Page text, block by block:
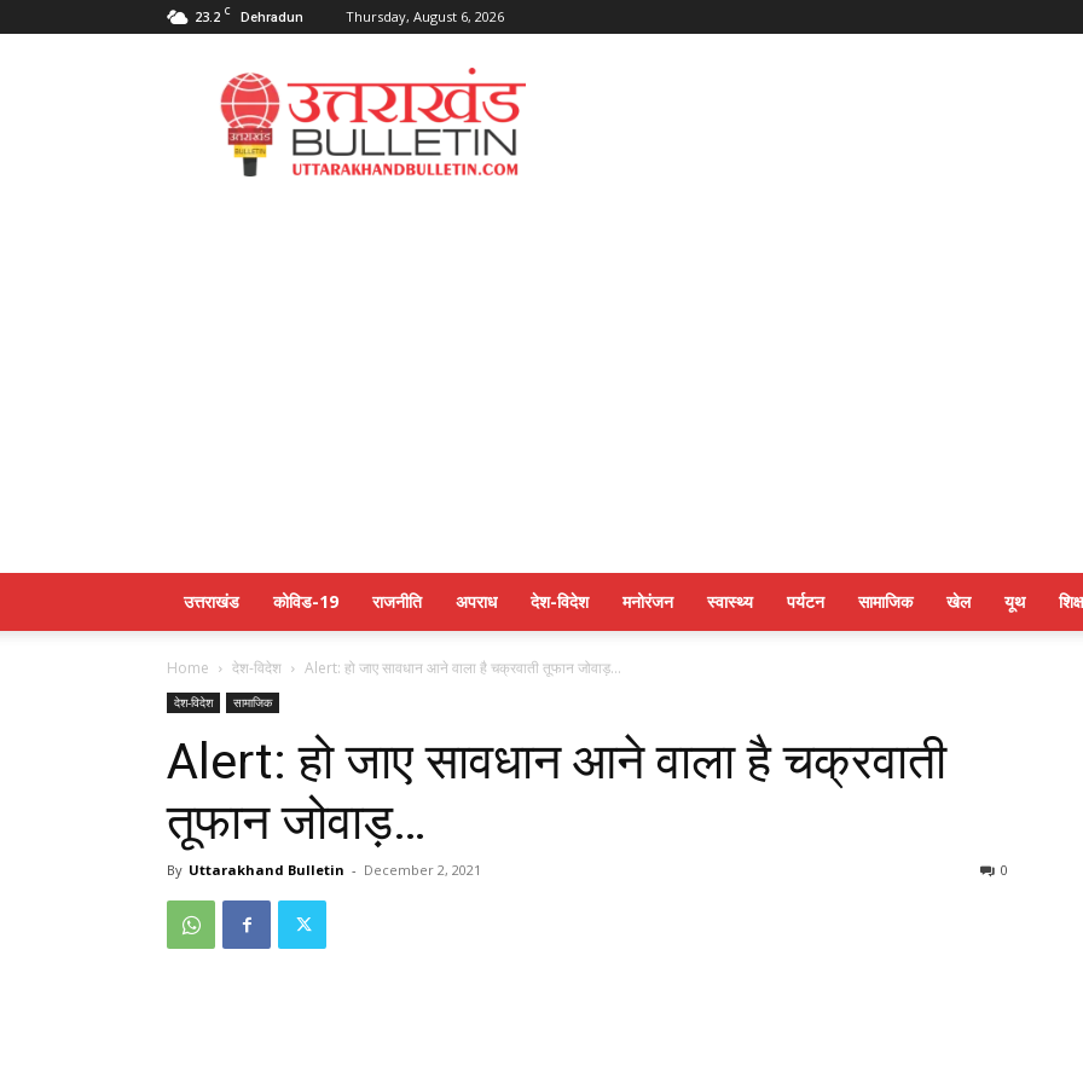
23.2 C Dehradun Thursday, August 6, 2026
Uttarakahnd
Bulletin
उत्तराखंड कोविड-19 राजनीति अपराध देश-विदेश मनोरंजन स्वास्थ्य पर्यटन सामाजिक खेल यूथ
Home देश-विदेश Alert: हो जाए सावधान आने वाला है चक्रवाती तूफान जोवाड़…
देश-विदेश सामाजिक
Alert: हो जाए सावधान आने वाला है चक्रवाती
तूफान जोवाड़…
By Uttarakhand Bulletin - December 2, 2021 0